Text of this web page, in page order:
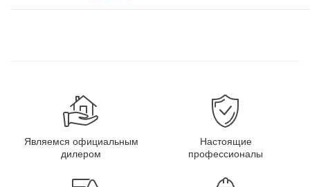
Являемся официальным
дилером
Настоящие
профессионалы